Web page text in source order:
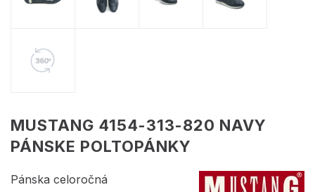
MUSTANG 4154-313-820 NAVY
PÁNSKE POLTOPÁNKY
Pánska celoročná